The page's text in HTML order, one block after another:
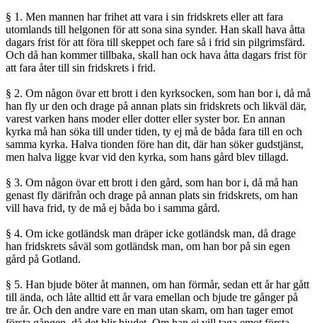
§ 1. Men mannen har frihet att vara i sin fridskrets eller att fara
utomlands till helgonen för att sona sina synder. Han skall hava åtta
dagars frist för att föra till skeppet och fare så i frid sin pilgrimsfärd.
Och då han kommer tillbaka, skall han ock hava åtta dagars frist för
att fara åter till sin fridskrets i frid.
§ 2. Om någon övar ett brott i den kyrksocken, som han bor i, då må
han fly ur den och drage på annan plats sin fridskrets och likväl där,
varest varken hans moder eller dotter eller syster bor. En annan
kyrka må han söka till under tiden, ty ej må de båda fara till en och
samma kyrka. Halva tionden före han dit, där han söker gudstjänst,
men halva ligge kvar vid den kyrka, som hans gård blev tillagd.
§ 3. Om någon övar ett brott i den gård, som han bor i, då må han
genast fly därifrån och drage på annan plats sin fridskrets, om han
vill hava frid, ty de må ej båda bo i samma gård.
§ 4. Om icke gotländsk man dräper icke gotländsk man, då drage
han fridskrets såväl som gotländsk man, om han bor på sin egen
gård på Gotland.
§ 5. Han bjude böter åt mannen, om han förmår, sedan ett år har gått
till ända, och låte alltid ett år vara emellan och bjude tre gånger på
tre år. Och den andre vare en man utan skam, om han tager emot